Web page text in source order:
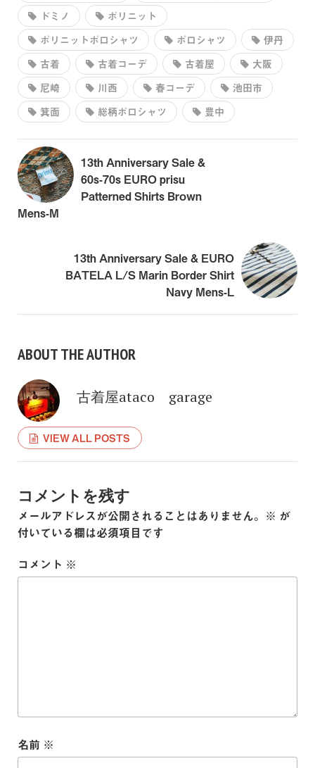
ドミノ
ポリニット
ポリニットポロシャツ
ポロシャツ
伊丹
古着
古着コーデ 古着屋
大阪
尼崎
川西 春コーデ
池田市
箕面
総柄ポロシャツ 豊中
13th Anniversary Sale &
60s-70s EURO prisu
Patterned Shirts Brown
Mens-M
13th Anniversary Sale & EURO
BATELA L/S Marin Border Shirt
Navy Mens-L
ABOUT THE AUTHOR
古着屋ataco garage
VIEW ALL POSTS
コメントを残す
メールアドレスが公開されることはありません。 ※ が
付いている欄は必須項目です
コメント ※
名前 ※